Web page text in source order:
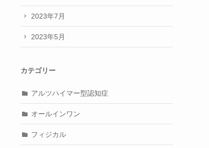
2023年7月
2023年5月
カテゴリー
アルツハイマー型認知症
オールインワン
フィジカル